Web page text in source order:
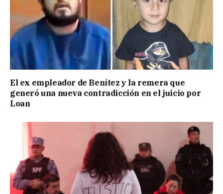
El ex empleador de Benítez y la remera que
generó una nueva contradicción en el juicio por
Loan